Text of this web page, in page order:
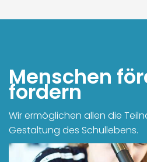
Menschen
fordern
Wir ermöglichen allen die
Gestaltung des Schullebens.